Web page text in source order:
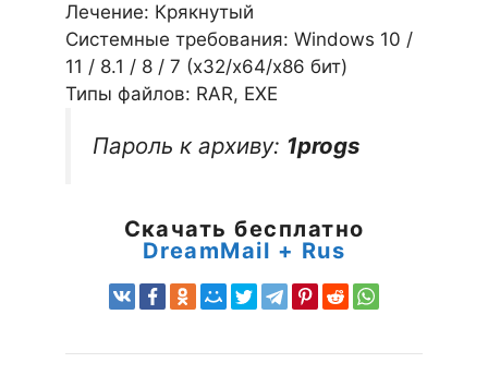
Лечение: Крякнутый
Системные требования: Windows 10 /
11 / 8.1 / 8 / 7 (х32/x64/x86 бит)
Типы файлов: RAR, EXE
Пароль к архиву: 1progs
Скачать бесплатно
DreamMail + Rus